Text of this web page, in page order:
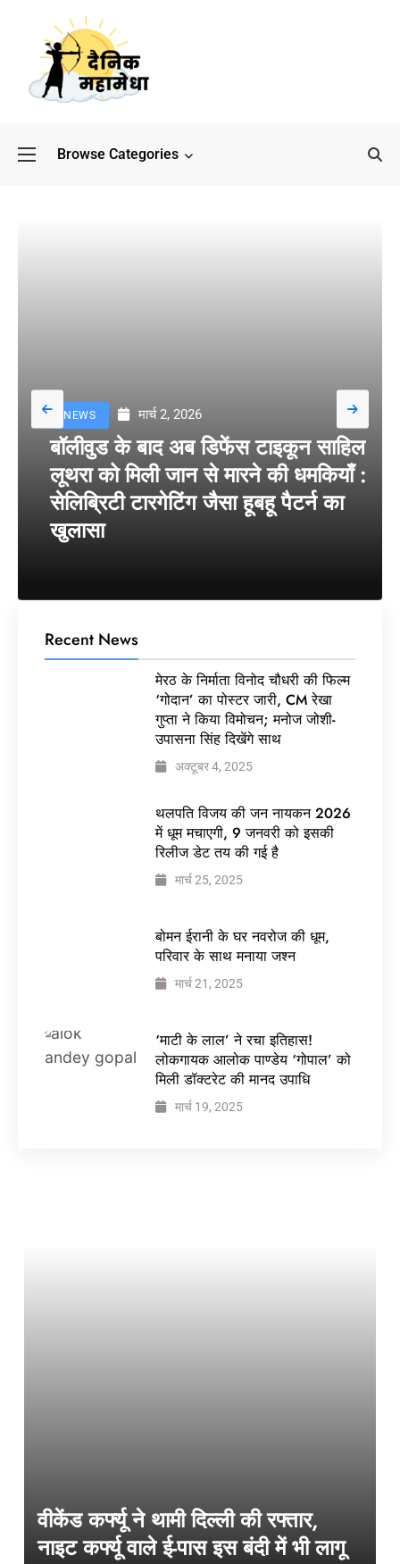
Browse Categories
NEWS मार्च 2, 2026
बॉलीवुड के बाद अब डिफेंस टाइकून साहिल
लूथरा को मिली जान से मारने की धमकियाँ :
सेलिब्रिटी टारगेटिंग जैसा हूबहू पैटर्न का
खुलासा
Recent News
मेरठ के निर्माता विनोद चौधरी की फिल्म
‘गोदान’ का पोस्टर जारी, CM रेखा
गुप्ता ने किया विमोचन; मनोज जोशी-
उपासना सिंह दिखेंगे साथ
अक्टूबर 4, 2025
थलपति विजय की जन नायकन 2026
में धूम मचाएगी, 9 जनवरी को इसकी
रिलीज डेट तय की गई है
मार्च 25, 2025
बोमन ईरानी के घर नवरोज की धूम,
परिवार के साथ मनाया जश्न
मार्च 21, 2025
‘माटी के लाल’ ने रचा इतिहास!
लोकगायक आलोक पाण्डेय ‘गोपाल’ को
मिली डॉक्टरेट की मानद उपाधि
मार्च 19, 2025
वीकेंड कर्फ्यू ने थामी दिल्ली की रफ्तार,
नाइट कर्फ्यू वाले ई-पास इस बंदी में भी लागू